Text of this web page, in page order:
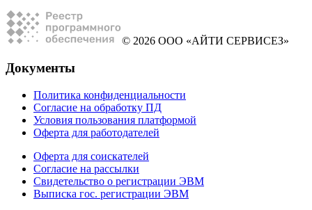
© 2026 ООО «АЙТИ СЕРВИСЕЗ»
Документы
Политика конфиденциальности
Согласие на обработку ПД
Условия пользования платформой
Оферта для работодателей
Оферта для соискателей
Согласие на рассылки
Свидетельство о регистрации ЭВМ
Выписка гос. регистрации ЭВМ